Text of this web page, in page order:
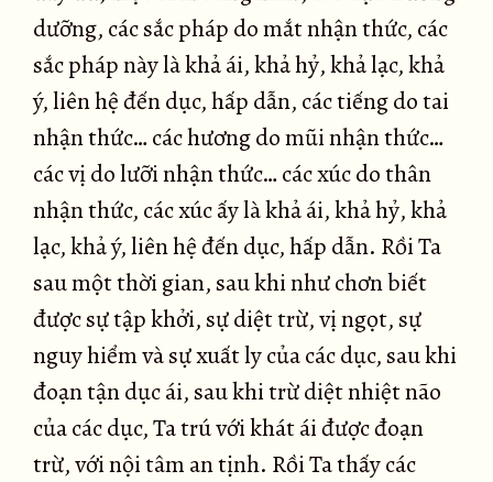
dưỡng, các sắc pháp do mắt nhận thức, các
sắc pháp này là khả ái, khả hỷ, khả lạc, khả
ý, liên hệ đến dục, hấp dẫn, các tiếng do tai
nhận thức… các hương do mũi nhận thức…
các vị do lưỡi nhận thức… các xúc do thân
nhận thức, các xúc ấy là khả ái, khả hỷ, khả
lạc, khả ý, liên hệ đến dục, hấp dẫn. Rồi Ta
sau một thời gian, sau khi như chơn biết
được sự tập khởi, sự diệt trừ, vị ngọt, sự
nguy hiểm và sự xuất ly của các dục, sau khi
đoạn tận dục ái, sau khi trừ diệt nhiệt não
của các dục, Ta trú với khát ái được đoạn
trừ, với nội tâm an tịnh. Rồi Ta thấy các